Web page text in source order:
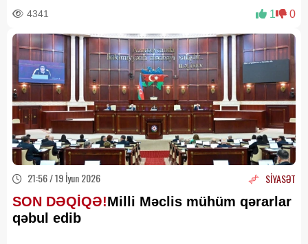
4341 1 0
21:56 / 19 İyun 2026 SİYASƏT
SON DƏQİQƏ!Milli Məclis mühüm qərarlar
qəbul edib